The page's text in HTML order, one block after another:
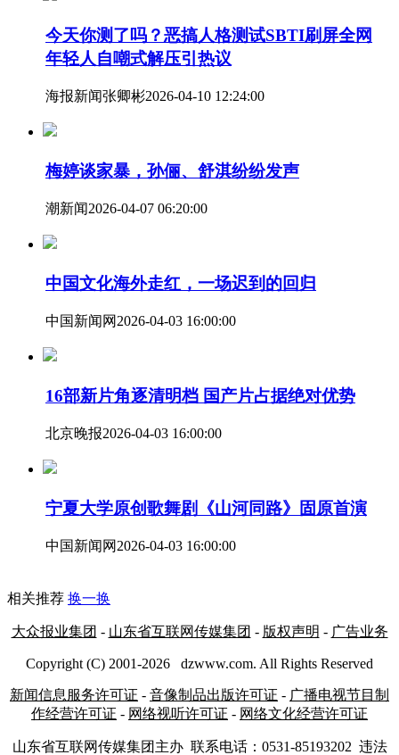
今天你测了吗？恶搞人格测试SBTI刷屏全网
年轻人自嘲式解压引热议
海报新闻张卿彬2026-04-10 12:24:00
梅婷谈家暴，孙俪、舒淇纷纷发声
潮新闻2026-04-07 06:20:00
中国文化海外走红，一场迟到的回归
中国新闻网 2026-04-03 16:00:00
16部新片角逐清明档 国产片占据绝对优势
北京晚报2026-04-03 16:00:00
宁夏大学原创歌舞剧《山河同路》固原首演
中国新闻网 2026-04-03 16:00:00
相关推荐 换一换
大众报业集团 - 山东省互联网传媒集团 - 版权声明 - 广告业务
Copyright (C) 2001-2026 dzwww.com. All Rights Reserved
新闻信息服务许可证 - 音像制品出版许可证 - 广播电视节目制
作经营许可证 - 网络视听许可证 - 网络文化经营许可证
山东省互联网传媒集团主办 联系电话：0531-85193202 违法